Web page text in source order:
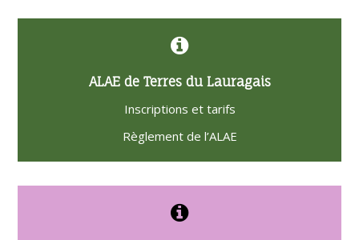
ALAE de Terres du Lauragais
Inscriptions et tarifs
Règlement de l’ALAE